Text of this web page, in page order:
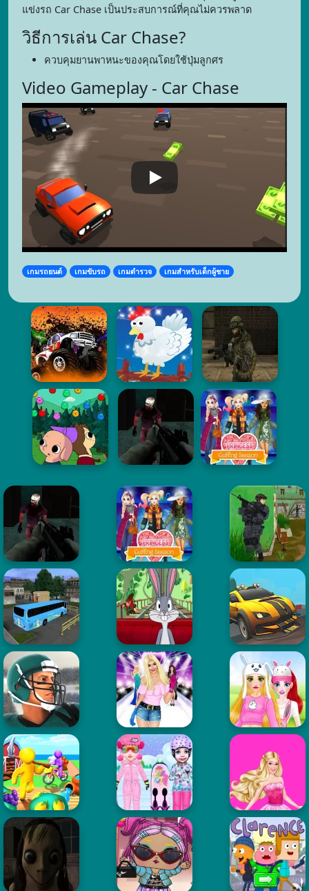
แข่งรถ Car Chase เป็นประสบการณ์ที่คุณไม่ควรพลาด
วิธีการเล่น Car Chase?
ควบคุมยานพาหนะของคุณโดยใช้ปุ่มลูกศร
Video Gameplay - Car Chase
เกมรถยนต์ เกมขับรถ เกมตำรวจ เกมสำหรับเด็กผู้ชาย